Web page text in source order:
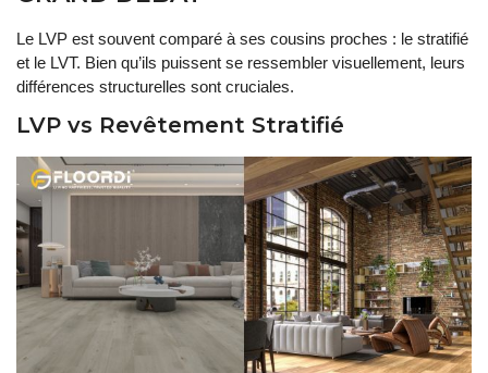
Le LVP est souvent comparé à ses cousins proches : le stratifié
et le LVT. Bien qu’ils puissent se ressembler visuellement, leurs
différences structurelles sont cruciales.
LVP vs Revêtement Stratifié